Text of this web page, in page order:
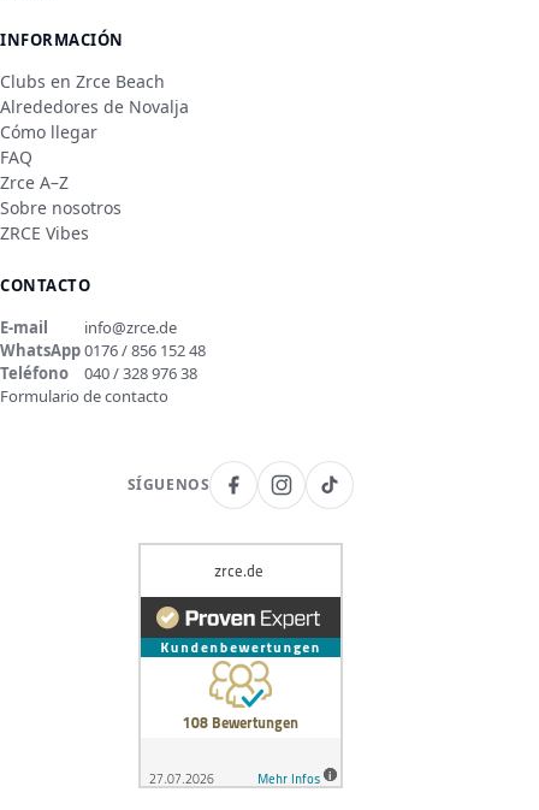
INFORMACIÓN
Clubs en Zrce Beach
Alrededores de Novalja
Cómo llegar
FAQ
Zrce A–Z
Sobre nosotros
ZRCE Vibes
CONTACTO
E-mail
info@zrce.de
WhatsApp0176 / 856 152 48
Teléfono
040 / 328 976 38
Formulario de contacto
SÍGUENOS